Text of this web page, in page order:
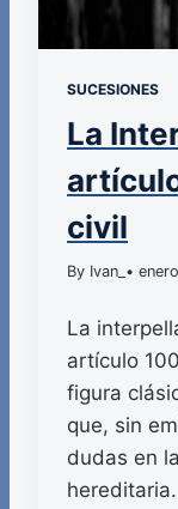
SUCESIONES
La
civil
By Ivan_ •
La
artículo
figura
que, sin
dudas en